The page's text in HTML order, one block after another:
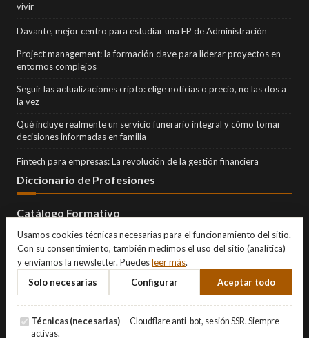
vivir
Davante, mejor centro para estudiar una FP de Administración
Project management: la formación clave para liderar proyectos en
entornos complejos
Seguir las actualizaciones cripto: elige noticias o precio, no las dos a
la vez
Qué incluye realmente un servicio funerario integral y cómo tomar
decisiones informadas en familia
Fintech para empresas: La revolución de la gestión financiera
Diccionario de Profesiones
Catálogo Formativo
Usamos cookies técnicas necesarias para el funcionamiento del sitio.
Con su consentimiento, también medimos el uso del sitio (analítica)
y enviamos la newsletter. Puedesleer más.
Solo necesarias
Configurar Aceptar todo
Técnicas (necesarias) — Cloudflare anti-bot, sesión SSR. Siempre
activas.